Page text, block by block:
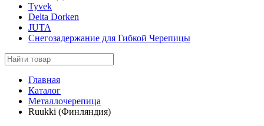
Tyvek
Delta Dorken
JUTA
Снегозадержание для Гибкой Черепицы
Главная
Каталог
Металлочерепица
Ruukki (Финляндия)